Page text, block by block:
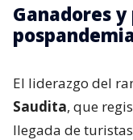
Ganadores
El liderazgo del
Saudita, que
llegada de